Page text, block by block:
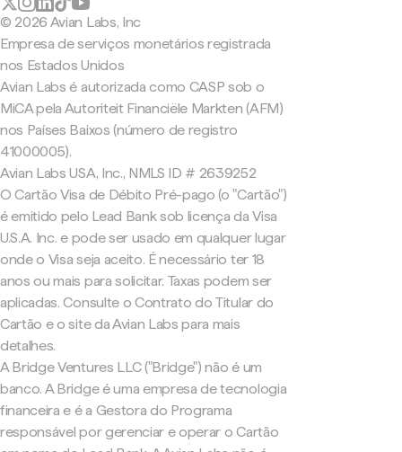
© 2026 Avian Labs, Inc
Empresa de serviços monetários registrada
nos Estados Unidos
Avian Labs é autorizada como CASP sob o
MiCA pela Autoriteit Financiële Markten (AFM)
nos Países Baixos (número de registro
41000005).
Avian Labs USA, Inc., NMLS ID # 2639252
O Cartão Visa de Débito Pré-pago (o "Cartão")
é emitido pelo Lead Bank sob licença da Visa
U.S.A. Inc. e pode ser usado em qualquer lugar
onde o Visa seja aceito. É necessário ter 18
anos ou mais para solicitar. Taxas podem ser
aplicadas. Consulte o Contrato do Titular do
Cartão e o site da Avian Labs para mais
detalhes.
A Bridge Ventures LLC ("Bridge") não é um
banco. A Bridge é uma empresa de tecnologia
financeira e é a Gestora do Programa
responsável por gerenciar e operar o Cartão